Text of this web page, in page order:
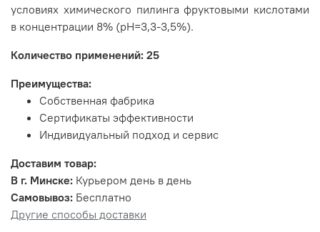
условиях химического пилинга фруктовыми кислотами
в концентрации 8% (рН=3,3-3,5%).
Количество применений: 25
Преимущества:
Собственная фабрика
Сертификаты эффективности
Индивидуальный подход и сервис
Доставим товар:
В г. Минске: Курьером день в день
Самовывоз: Бесплатно
Другие способы доставки